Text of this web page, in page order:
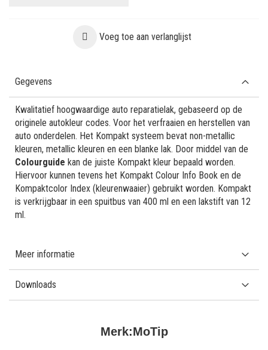
Voeg toe aan verlanglijst
Merk:MoTip
Gegevens
Kwalitatief hoogwaardige auto reparatielak, gebaseerd op de
originele autokleur codes. Voor het verfraaien en herstellen van
auto onderdelen. Het Kompakt systeem bevat non-metallic
kleuren, metallic kleuren en een blanke lak. Door middel van de
Colourguide kan de juiste Kompakt kleur bepaald worden.
Hiervoor kunnen tevens het Kompakt Colour Info Book en de
Kompaktcolor Index (kleurenwaaier) gebruikt worden. Kompakt
is verkrijgbaar in een spuitbus van 400 ml en een lakstift van 12
ml.
Meer informatie
Downloads